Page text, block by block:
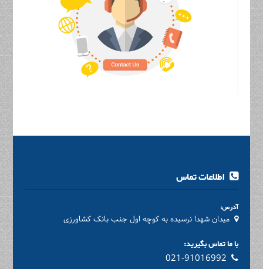
اطلاعات تماس
آدرس:
میدان شهدا نرسیده به کوچه اول جنب بانک کشاورزی
با ما تماس بگیرید:
021-91016992